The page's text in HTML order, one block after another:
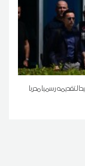
لتقديمه رسميا مدربا